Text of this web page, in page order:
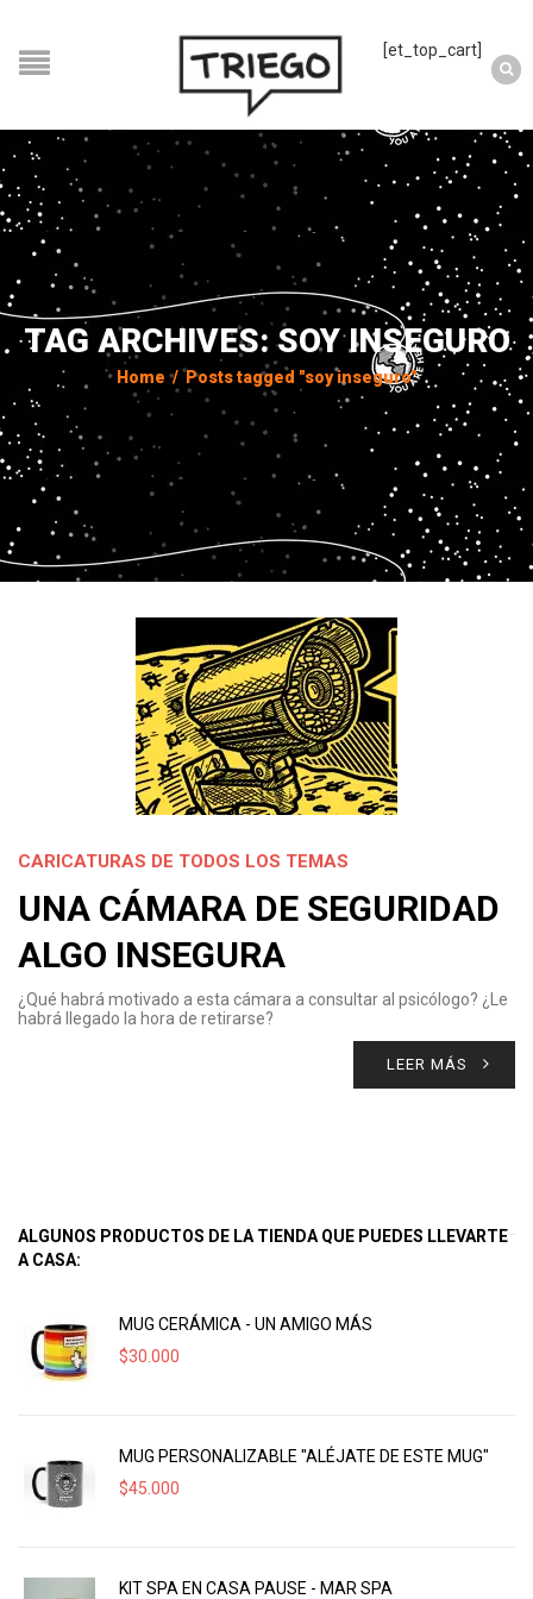
[et_top_cart]
TAG ARCHIVES: SOY INSEGURO
Home / Posts tagged "soy inseguro"
CARICATURAS DE TODOS LOS TEMAS
UNA CÁMARA DE SEGURIDAD
ALGO INSEGURA
¿Qué habrá motivado a esta cámara a consultar al psicólogo? ¿Le
habrá llegado la hora de retirarse?
LEER MÁS
ALGUNOS PRODUCTOS DE LA TIENDA QUE PUEDES LLEVARTE
A CASA:
MUG CERÁMICA - UN AMIGO MÁS
$30.000
MUG PERSONALIZABLE "ALÉJATE DE ESTE MUG"
$45.000
KIT SPA EN CASA PAUSE - MAR SPA